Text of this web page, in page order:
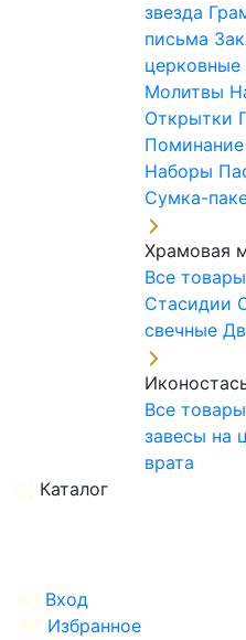
звезда
письма
церковные
Молитвы
Открытки
Поминание
Наборы
Сумка-
Храмовая
Все товары
Стасидии
свечные
Все товары
завесы на
врата
Каталог
Вход
Избранное